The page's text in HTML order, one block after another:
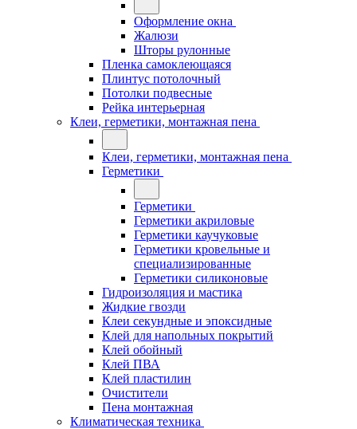
Оформление окна
Жалюзи
Шторы рулонные
Пленка самоклеющаяся
Плинтус потолочный
Потолки подвесные
Рейка интерьерная
Клеи, герметики, монтажная пена
Клеи, герметики, монтажная пена
Герметики
Герметики
Герметики акриловые
Герметики каучуковые
Герметики кровельные и
специализированные
Герметики силиконовые
Гидроизоляция и мастика
Жидкие гвозди
Клеи секундные и эпоксидные
Клей для напольных покрытий
Клей обойный
Клей ПВА
Клей пластилин
Очистители
Пена монтажная
Климатическая техника